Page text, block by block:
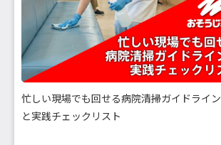
忙しい現場でも回せる病院清掃ガイドライン
と実践チェックリスト